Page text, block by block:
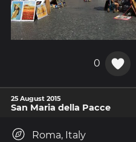
0
25 August 2015
San Maria della Pacce
Roma, Italy